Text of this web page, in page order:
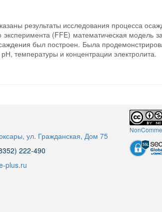
результаты исследования процесса
эксперимента (FFE) математическая модель
был построен. Была
рН, температуры и концентрации электролита.
ул. Гражданская, Дом 75
222-490
plus.ru